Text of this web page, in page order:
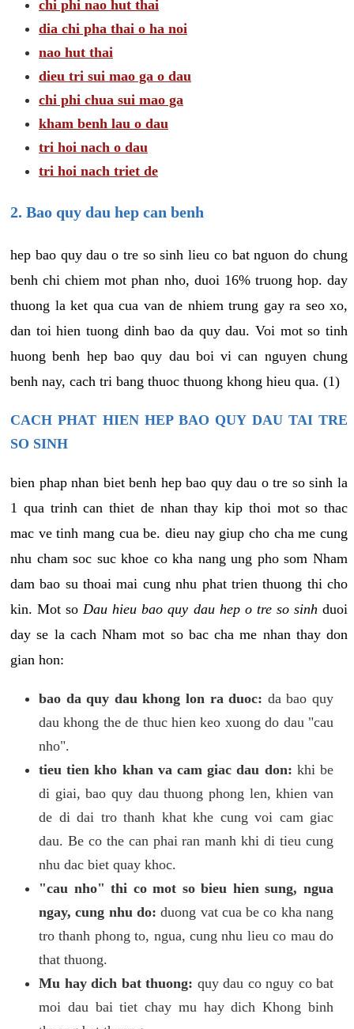
chi phi nao hut thai
dia chi pha thai o ha noi
nao hut thai
dieu tri sui mao ga o dau
chi phi chua sui mao ga
kham benh lau o dau
tri hoi nach o dau
tri hoi nach triet de
2. Bao quy dau hep can benh
hep bao quy dau o tre so sinh lieu co bat nguon do chung
benh chi chiem mot phan nho, duoi 16% truong hop. day
thuong la ket qua cua van de nhiem trung gay ra seo xo,
dan toi hien tuong dinh bao da quy dau. Voi mot so tinh
huong benh hep bao quy dau boi vi can nguyen chung
benh nay, cach tri bang thuoc thuong khong hieu qua. (1)
CACH PHAT HIEN HEP BAO QUY DAU TAI TRE
SO SINH
bien phap nhan biet benh hep bao quy dau o tre so sinh la
1 qua trinh can thiet de nhan thay kip thoi mot so thac
mac ve tinh mang cua be. dieu nay giup cho cha me cung
nhu cham soc suc khoe co kha nang ung pho som Nham
dam bao su thoai mai cung nhu phat trien thuong thi cho
kin. Mot so Dau hieu bao quy dau hep o tre so sinhduoi
day se la cach Nham mot so bac cha me nhan thay don
gian hon:
bao da quy dau khong lon ra duoc: da bao quy
dau khong the de thuc hien keo xuong do dau "cau
nho".
tieu tien kho khan va cam giac dau don: khi be
di giai, bao quy dau thuong phong len, khien van
de di dai tro thanh khat khe cung voi cam giac
dau. Be co the can phai ran manh khi di tieu cung
nhu dac biet quay khoc.
"cau nho" thi co mot so bieu hien sung, ngua
ngay, cung nhu do: duong vat cua be co kha nang
tro thanh phong to, ngua, cung nhu lieu co mau do
that thuong.
Mu hay dich bat thuong: quy dau co nguy co bat
moi dau bai tiet chay mu hay dich Khong binh